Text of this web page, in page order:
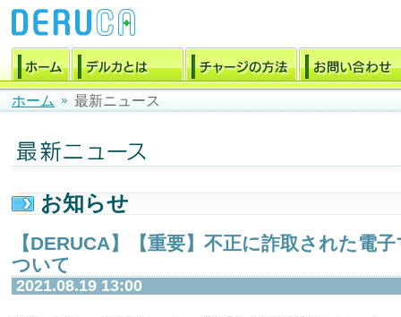
ホーム 最新ニュース
お知らせ
【DERUCA】【重要】不正に詐取された電
ついて
2021.08.19 13:00